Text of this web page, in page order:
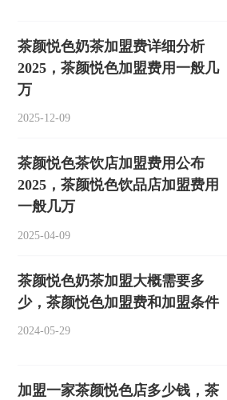
茶颜悦色奶茶加盟费详细分析
2025，茶颜悦色加盟费用一般几
万
2025-12-09
茶颜悦色茶饮店加盟费用公布
2025，茶颜悦色饮品店加盟费用
一般几万
2025-04-09
茶颜悦色奶茶加盟大概需要多
少，茶颜悦色加盟费和加盟条件
2024-05-29
加盟一家茶颜悦色店多少钱，茶